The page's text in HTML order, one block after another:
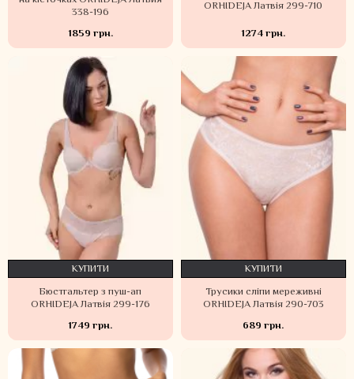
338-196
1859 грн.
ORHIDEJA Латвія 299-710
1274 грн.
Бюстгальтер з пуш-ап
ORHIDEJA Латвія 299-176
1749 грн.
КУПИТИ
Трусики сліпи мереживні
ORHIDEJA Латвія 290-703
689 грн.
КУПИТИ